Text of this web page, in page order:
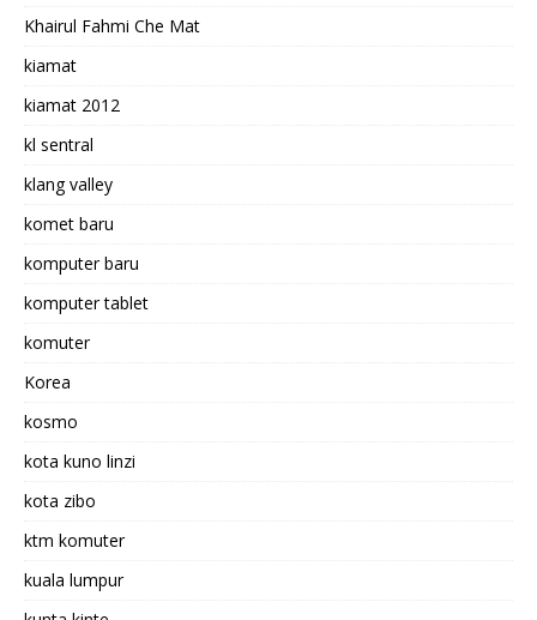
Khairul Fahmi Che Mat
kiamat
kiamat 2012
kl sentral
klang valley
komet baru
komputer baru
komputer tablet
komuter
Korea
kosmo
kota kuno linzi
kota zibo
ktm komuter
kuala lumpur